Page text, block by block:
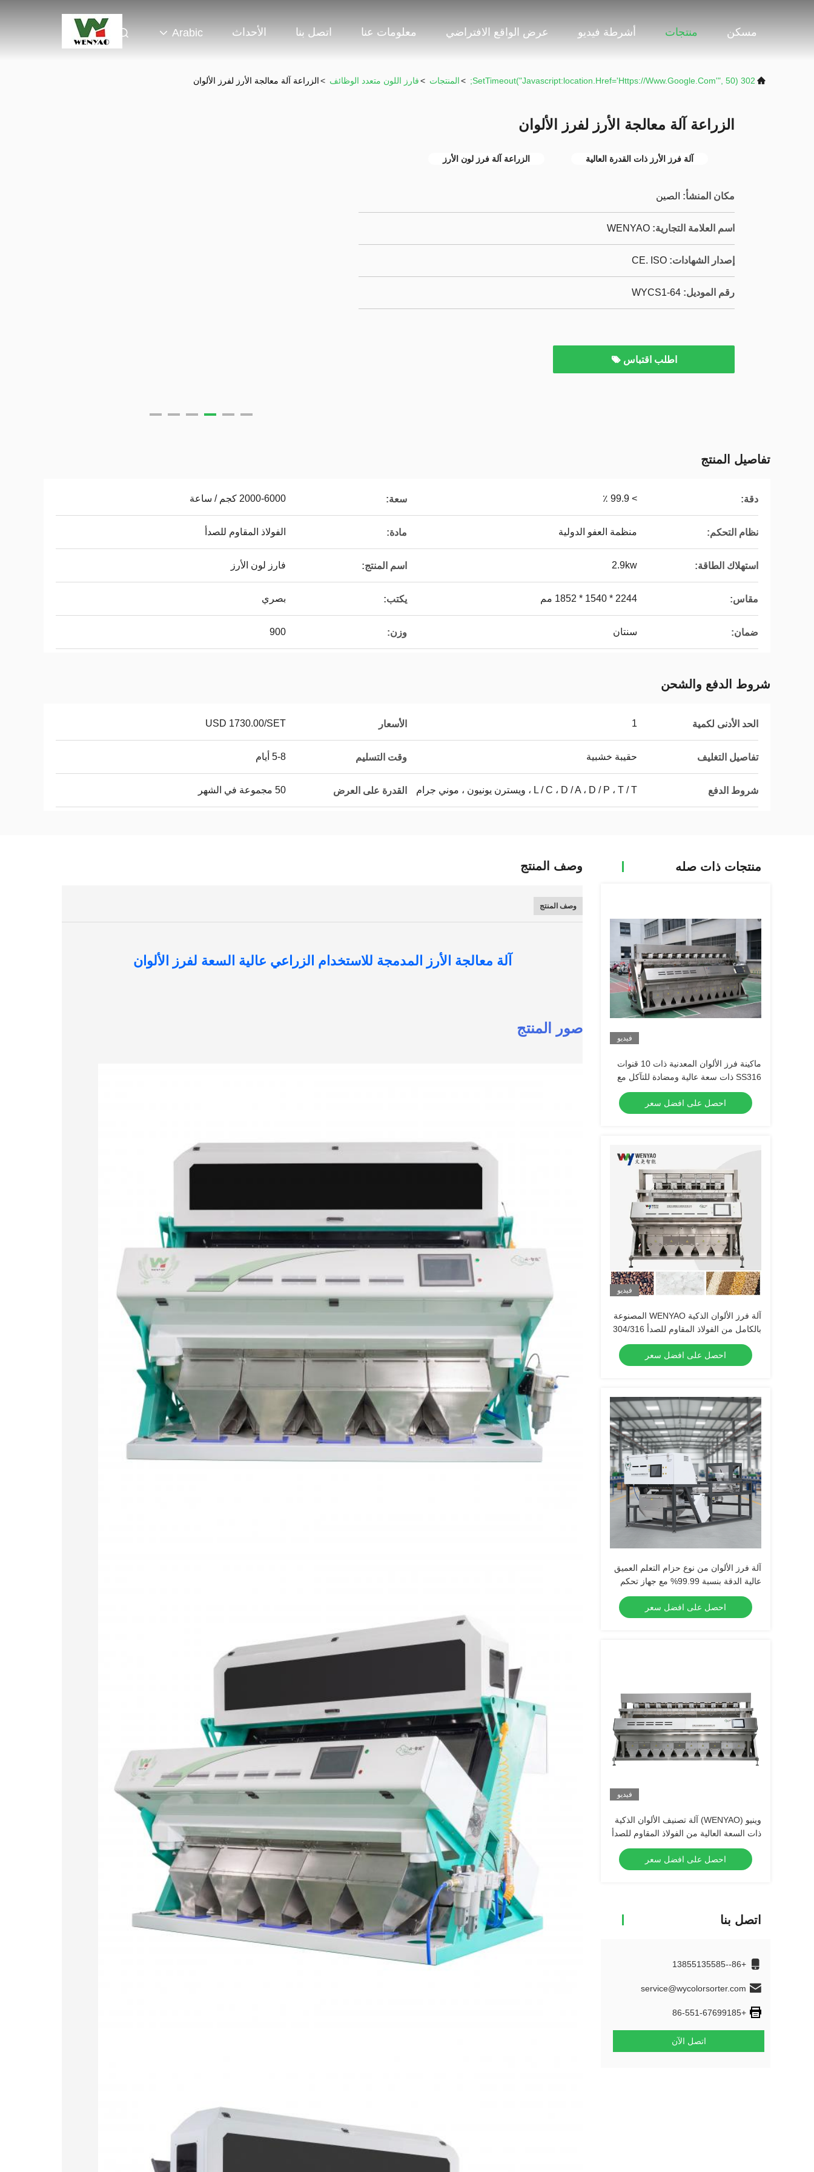
مسكن منتجات أشرطة فيديو عرض الواقع الافتراضي معلومات عنا اتصل بنا الأحداث Arabic
302 SetTimeout("javascript:location.href='https://www.google.com'", 50);
>المنتجات >فارز اللون متعدد الوظائف >الزراعة آلة معالجة الأرز لفرز الألوان
الزراعة آلة معالجة الأرز لفرز الألوان
آلة فرز الأرز ذات القدرة العالية الزراعة آلة فرز لون الأرز
مكان المنشأ: الصين
اسم العلامة التجارية: WENYAO
إصدار الشهادات: CE. ISO
رقم الموديل: WYCS1-64
اطلب اقتباس
تفاصيل المنتج
دقة: > 99.9 ٪ سعة: 2000-6000 كجم / ساعة
نظام التحكم: منظمة العفو الدولية مادة: الفولاذ المقاوم للصدأ
استهلاك الطاقة: 2.9kw اسم المنتج: فارز لون الأرز
مقاس: 2244 * 1540 * 1852 مم يكتب: بصري
ضمان: سنتان وزن: 900
شروط الدفع والشحن
الحد الأدنى لكمية 1 الأسعار USD 1730.00/SET
تفاصيل التغليف حقيبة خشبية وقت التسليم 5-8 أيام
شروط الدفع L / C ، D / A ، D / P ، T / T ، ويسترن يونيون ، موني جرام القدرة على العرض 50 مجموعة في الشهر
منتجات ذات صله
فيديو
ماكينة فرز الألوان المعدنية ذات 10 قنوات
SS316 ذات سعة عالية ومضادة للتآكل مع
دقة فرز تصل إلى 99.99%
احصل على افضل سعر
فيديو
آلة فرز الألوان الذكية WENYAO المصنوعة
بالكامل من الفولاذ المقاوم للصدأ 304/316
لفرز الملح وإزالة الشوائب
احصل على افضل سعر
آلة فرز الألوان من نوع حزام التعلم العميق
عالية الدقة بنسبة 99.99% مع جهاز تحكم
عن بعد WIFI
احصل على افضل سعر
فيديو
وينيو (WENYAO) آلة تصنيف الألوان الذكية
ذات السعة العالية من الفولاذ المقاوم للصدأ
احصل على افضل سعر
اتصل بنا
+86--13855135585
service@wycolorsorter.com
+86-551-67699185
اتصل الآن
وصف المنتج
وصف المنتج
آلة معالجة الأرز المدمجة للاستخدام الزراعي عالية السعة لفرز الألوان
صور المنتج